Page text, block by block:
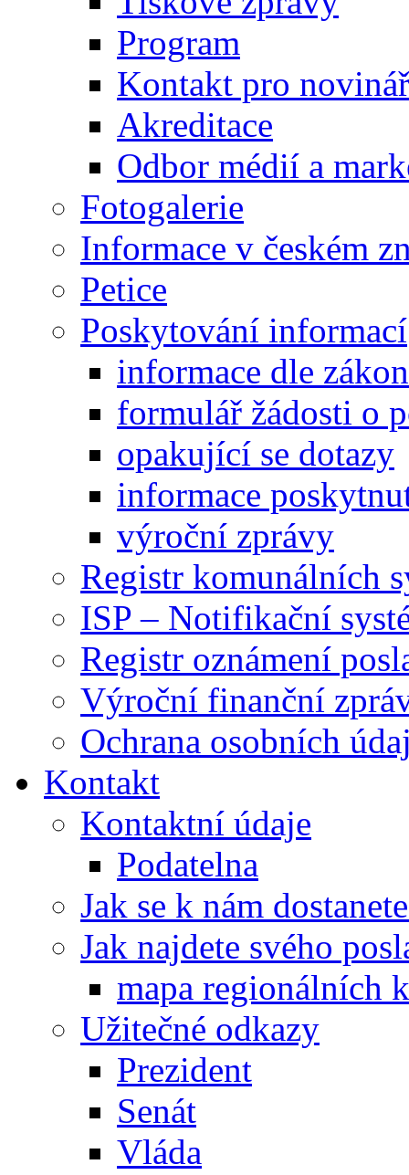
Program
Kontakt pro
Akreditace
Odbor médií a
Fotogalerie
Informace v českém
Petice
Poskytování informací
informace dle
formulář žádosti o
opakující se dotazy
informace
výroční zprávy
Registr komunálních
ISP – Notifikační
Registr oznámení
Výroční finanční
Ochrana osobních
Kontakt
Kontaktní údaje
Podatelna
Jak se k nám
Jak najdete svého
mapa regionálních
Užitečné odkazy
Prezident
Senát
Vláda